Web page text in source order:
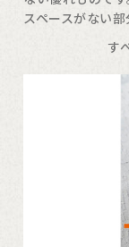
スペースがない
す